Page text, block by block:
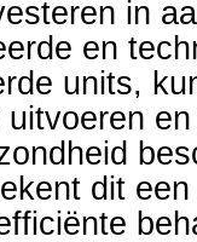
in
en
units,
dit